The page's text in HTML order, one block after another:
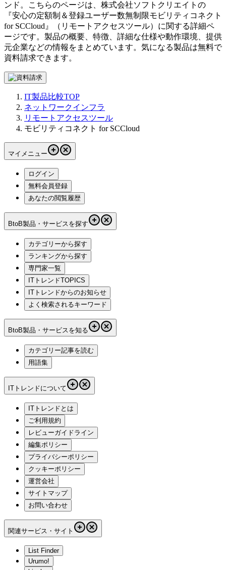
ンド。こちらのページは、 株式会社ソフトクリエイト の
『安心の定額制＆登録ユーザー数無制限モビリティコネクト
for SCCloud 』（ リモートアクセスツール）に関する詳細ペ
ージです。製品の概要、特徴、詳細な仕様や動作環境、提供
元企業などの情報をまとめています。気になる製品は無料で
資料請求できます。
IT製品比較TOP
ネットワークインフラ
リモートアクセスツール
モビリティコネクト for SCCloud
マイメニュー
ログイン
無料会員登録
あなたの閲覧履歴
BtoB製品・サービスを探す
カテゴリーから探す
ランキングから探す
専門家一覧
ITトレンドTOPICS
ITトレンドからのお知らせ
よく検索されるキーワード
BtoB製品・サービスを知る
カテゴリー記事を読む
用語集
ITトレンドについて
ITトレンドとは
ご利用規約
レビューガイドライン
編集ポリシー
プライバシーポリシー
クッキーポリシー
運営会社
サイトマップ
お問い合わせ
関連サービス・サイト
List Finder
Urumo!